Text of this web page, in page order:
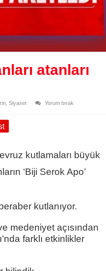
atanları
, Siyaset
Yorum bırak
kutlamaları büyük
‘Biji Serok Apo’
kutlanıyor.
medeniyet açısından
farklı etkinlikler